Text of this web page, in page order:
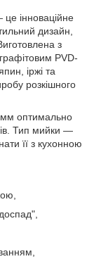
інноваційне
дизайн,
з
графітовим PVD-
іржі та
розкішного
оптимально
Тип мийки —
її з кухонною